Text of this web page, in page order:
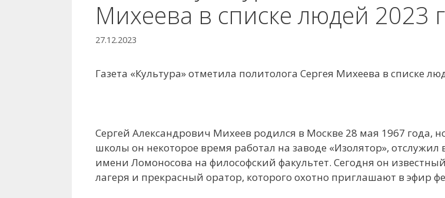
Михеева в списке людей 2023
27.12.2023
Газета «Культура» отметила политолога Сергея Михеева в списке
Сергей Александрович Михеев родился в Москве 28 мая 1967 года,
школы он некоторое время работал на заводе «Изолятор»,
имени Ломоносова на философский факультет. Сегодня он
лагеря и прекрасный оратор, которого охотно приглашают в эфир